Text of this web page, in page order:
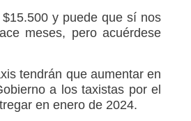
y puede que sí nos
meses, pero acuérdese
tendrán que aumentar en
a los taxistas por el
en enero de 2024.